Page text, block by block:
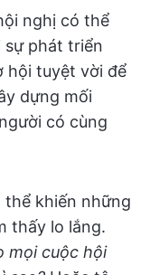
nghị có thể
sự phát triển
hội tuyệt vời để
dựng mối
có cùng
thể khiến những
thấy lo lắng.
mọi cuộc hội